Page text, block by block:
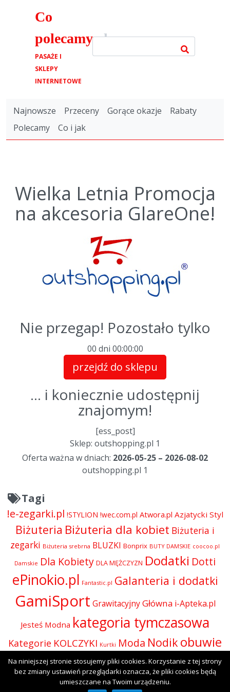
Co
polecamy.pl
PASAŻE I
SKLEPY
INTERNETOWE
Najnowsze Przeceny Gorące okazje
Rabaty
Polecamy
Co i jak
Wielka Letnia Promocja
na akcesoria GlareOne!
Nie przegap! Pozostało tylko
00 dni 00:00:00
przejdź do sklepu
... i koniecznie udostępnij
znajomym!
[ess_post]
Sklep: outshopping.pl 1
Oferta ważna w dniach: 2026-05-25 – 2026-08-02
outshopping.pl 1
Tagi
!e-zegarki.pl !STYLION !wec.com.pl Atwora.pl Azjatycki Styl
Biżuteria Biżuteria dla kobiet Biżuteria i
zegarki Biżuteria srebrna BLUZKI Bonprix BUTY DAMSKIE coocoo.pl
Damskie Dla Kobiety DLA MĘŻCZYZN Dodatki Dotti
ePinokio.pl Fantastic.pl Galanteria i dodatki
GamiSport Grawitacyjny Główna i-Apteka.pl
Jesteś Modna kategoria tymczasowa
Kategorie KOLCZYKI Kurtki Moda Nodik obuwie
Odzież Okulary Olive.pl Perfumy Perfumy i kosmetyki
rodium Skórzana.com Sport-Shop.pl SUKIENKI
Na niniejszej stronie stosujemy pliki cookies. Korzystanie z tej strony
bez zmiany ustawień przeglądarki oznacza, że pliki cookies będą
umieszczane na Twoim urządzeniu.